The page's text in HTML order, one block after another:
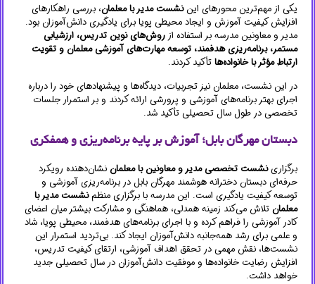
یکی از مهم‌ترین محورهای ایننشست مدیر با معلمان، بررسی راهکارهای
افزایش کیفیت آموزش و ایجاد محیطی پویا برای یادگیری دانش‌آموزان بود.
مدیر و معاونین مدرسه بر استفاده از روش‌های نوین تدریس، ارزشیابی
مستمر، برنامه‌ریزی هدفمند، توسعه مهارت‌های آموزشی معلمان و تقویت
ارتباط مؤثر با خانواده‌هاتأکید کردند.
در این نشست، معلمان نیز تجربیات، دیدگاه‌ها و پیشنهادهای خود را درباره
اجرای بهتر برنامه‌های آموزشی و پرورشی ارائه کردند و بر استمرار جلسات
تخصصی در طول سال تحصیلی تأکید شد.
دبستان مهرگان بابل؛ آموزش بر پایه برنامه‌ریزی و همفکری
برگزارینشست تخصصی مدیر و معاونین با معلماننشان‌دهنده رویکرد
حرفه‌ای دبستان دخترانه هوشمند مهرگان بابل در برنامه‌ریزی آموزشی و
توسعه کیفیت یادگیری است. این مدرسه با برگزاری منظمنشست مدیر با
معلمانتلاش می‌کند زمینه همدلی، هماهنگی و مشارکت بیشتر میان اعضای
کادر آموزشی را فراهم کرده و با اجرای برنامه‌های هدفمند، محیطی پویا، شاد
و علمی برای رشد همه‌جانبه دانش‌آموزان ایجاد کند. بی‌تردید استمرار این
نشست‌ها، نقش مهمی در تحقق اهداف آموزشی، ارتقای کیفیت تدریس،
افزایش رضایت خانواده‌ها و موفقیت دانش‌آموزان در سال تحصیلی جدید
خواهد داشت.